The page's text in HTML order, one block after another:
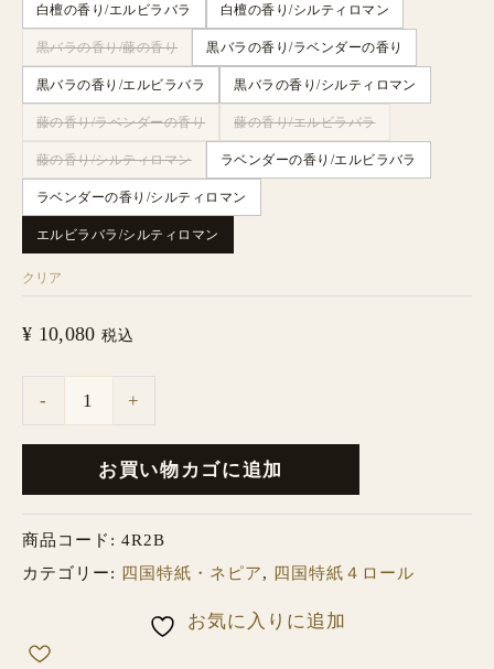
白檀の香り/エルビラバラ 白檀の香り/シルティロマン
黒バラの香り/藤の香り 黒バラの香り/ラベンダーの香り
黒バラの香り/エルビラバラ 黒バラの香り/シルティロマン
藤の香り/ラベンダーの香り 藤の香り/エルビラバラ
藤の香り/シルティロマン ラベンダーの香り/エルビラバラ
ラベンダーの香り/シルティロマン
エルビラバラ/シルティロマン
クリア
¥ 10,080 税込
- +
お買い物カゴに追加
商品コード: 4R2B
カテゴリー: 四国特紙・ネピア, 四国特紙４ロール
お気に入りに追加